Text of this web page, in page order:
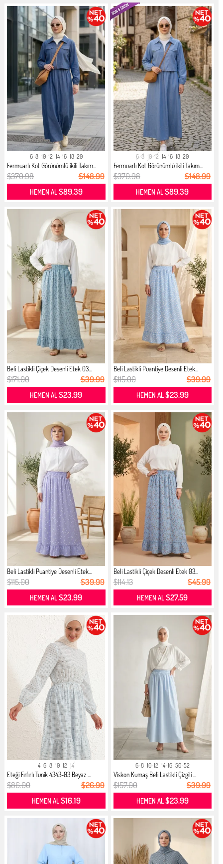
6-8 10-12 14-16 18-20
Fermuarlı Kot Görünümlü ikili Takım...
$370.98 $148.99
HEMEN AL$89.39
6-8 10-12 14-16 18-20
Fermuarlı Kot Görünümlü ikili Takım...
$370.98 $148.99
HEMEN AL$89.39
Beli Lastikli Çiçek Desenli Etek 03...
$171.00 $39.99
HEMEN AL$23.99
Beli Lastikli Puantiye Desenli Etek...
$115.00 $39.99
HEMEN AL$23.99
Beli Lastikli Puantiye Desenli Etek...
$115.00 $39.99
HEMEN AL$23.99
Beli Lastikli Çiçek Desenli Etek 03...
$114.13 $45.99
HEMEN AL$27.59
4 6 8 10 12 14
Eteği Fırfırlı Tunik 4343-03 Beyaz ...
$86.00 $26.99
HEMEN AL$16.19
6-8 10-12 14-16 50-52
Viskon Kumaş Beli Lastikli Çizgili ...
$157.00 $39.99
HEMEN AL$23.99